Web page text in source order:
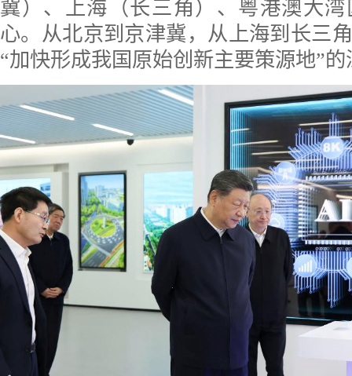
冀）、上海（长三角）、粤港澳大
心。从北京到京津冀，从上海到长三
“加快形成我国原始创新主要策源地”